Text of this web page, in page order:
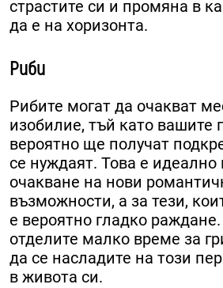
страстите си и промяна в
да е на хоризонта.
Риби
Рибите могат да очакват
изобилие, тъй като вашите
вероятно ще получат
се нуждаят. Това е идеално
очакване на нови
възможности, а за тези,
е вероятно гладко
отделите малко време за
да се насладите на този
в живота си.